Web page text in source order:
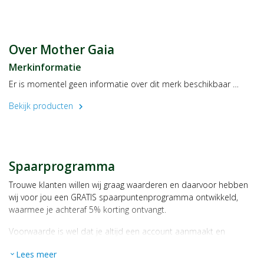
Droog, afgesloten en bij kamertemperatuur bewaren, tenzij
anders geadviseerd op het etiket.
in geval van zwangerschap, lactatie, medicijngebruik en ziekte.
Over Mother Gaia
Merkinformatie
Er is momentel geen informatie over dit merk beschikbaar …
Bekijk producten
chevron_right
Spaarprogramma
Trouwe klanten willen wij graag waarderen en daarvoor hebben
wij voor jou een GRATIS spaarpuntenprogramma ontwikkeld,
waarmee je achteraf 5% korting ontvangt.
Voorwaarde is wel dat je altijd een account aanmaakt en
Bij iedere bestelling ontvang je per bestede euro 1 spaarpunt,
expand_more Lees meer